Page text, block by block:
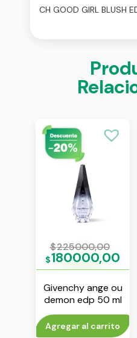
CH GOOD GIRL BLUSH
$225000,00
$180000,00
Givenchy ange ou
demon edp 50 ml
Agregar al carrito